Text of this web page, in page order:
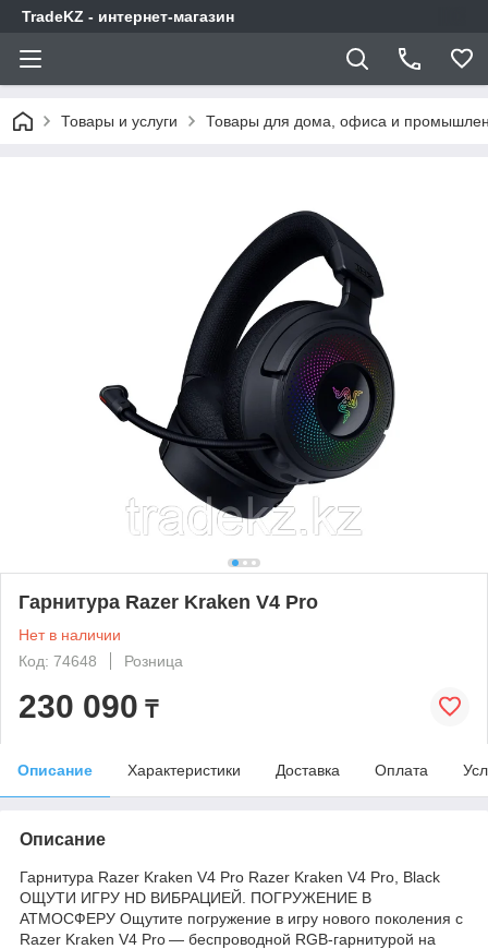
TradeKZ - интернет-магазин
Товары и услуги Товары для дома, офиса и
Гарнитура Razer Kraken V4 Pro
Нет в наличии
Код: 74648
Розница
230 090 ₸
Описание Характеристики Доставка Оплата
Описание
Гарнитура Razer Kraken V4 Pro Razer Kraken V4 Pro, Black
ОЩУТИ ИГРУ HD ВИБРАЦИЕЙ. ПОГРУЖЕНИЕ В
АТМОСФЕРУ Ощутите погружение в игру нового поколения с
Razer Kraken V4 Pro — беспроводной RGB-гарнитурой на